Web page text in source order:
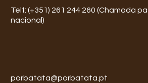
Telf: (+351) 261 244 260 (Chamada
nacional)
porbatata@porbatata.pt